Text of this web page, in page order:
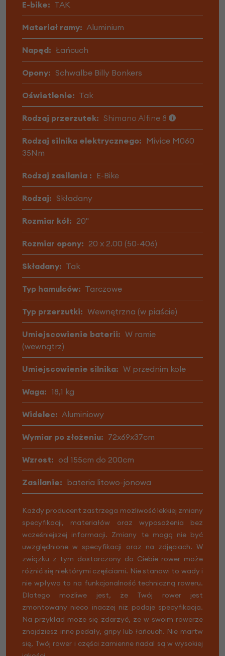
E-bike: TAK
Materiał ramy: Aluminium
Napęd: Łańcuch
Opony: Schwalbe Billy Bonkers
Oświetlenie: Tak
Rodzaj przerzutek: Shimano Alfine 8
Rodzaj silnika elektrycznego: Mivice M060
35Nm
Rodzaj zasilania : E-Bike
Rodzaj: Składany
Rozmiar kół: 20"
Rozmiar opony: 20 x 2.00 (50-406)
Składany: Tak
Typ hamulców: Tarczowe
Typ przerzutki: Wewnętrzna (w piaście)
Umiejscowienie baterii: W ramie
(wewnątrz)
Umiejscowienie silnika: W przednim kole
Waga: 18,1 kg
Widelec: Aluminiowy
Wymiar po złożeniu: 72x69x37cm
Wzrost: od 155cm do 200cm
Zasilanie: bateria litowo-jonowa
Każdy producent zastrzega możliwość lekkiej zmiany
specyfikacji, materiałów oraz wyposażenia bez
wcześniejszej informacji. Zmiany te mogą nie być
uwzględnione w specyfikacji oraz na zdjęciach. W
związku z tym dostarczony do Ciebie rower może
różnić się niektórymi częściami. Nie stanowi to wady i
nie wpływa to na funkcjonalność techniczną roweru.
Dlatego możliwe jest, że Twój rower jest
zmontowany nieco inaczej niż podaje specyfikacja.
Na przykład może się zdarzyć, że w swoim rowerze
znajdziesz inne pedały, gripy lub łańcuch. Nie martw
się, Twój rower i części zamienne nadal są w wysokiej